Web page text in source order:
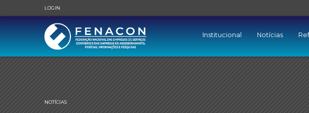
LOGIN
Institucional Notícias
NOTÍCIAS